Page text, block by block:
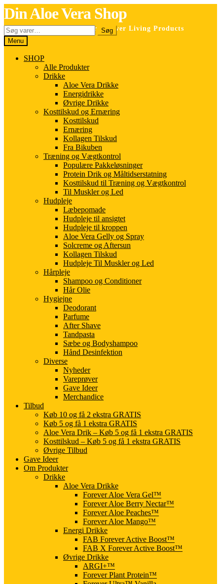
Spring
til
navigation
Spring
til
indhold
Din Aloe Vera Shop
Selvstændig forhandler for Forever Living Products
Søg
efter:
Søg
Menu
SHOP
Alle Produkter
Drikke
Aloe Vera Drikke
Energidrikke
Øvrige Drikke
Kosttilskud og Ernæring
Kosttilskud
Ernæring
Kollagen Tilskud
Fra Bikuben
Træning og Vægtkontrol
Populære Pakkeløsninger
Protein Drik og Måltidserstatning
Kosttilskud til Træning og Vægtkontrol
Til Muskler og Led
Hudpleje
Læbepomade
Hudpleje til ansigtet
Hudpleje til kroppen
Aloe Vera Gelly og Spray
Solcreme og Aftersun
Kollagen Tilskud
Hudpleje Til Muskler og Led
Hårpleje
Shampoo og Conditioner
Hår Olie
Hygiejne
Deodorant
Parfume
After Shave
Tandpasta
Sæbe og Bodyshampoo
Hånd Desinfektion
Diverse
Nyheder
Vareprøver
Gave Ideer
Merchandice
Tilbud
Køb 10 og få 2 ekstra GRATIS
Køb 5 og få 1 ekstra GRATIS
Aloe Vera Drik – Køb 5 og få 1 ekstra GRATIS
Kosttilskud – Køb 5 og få 1 ekstra GRATIS
Øvrige Tilbud
Gave Ideer
Om Produkter
Drikke
Aloe Vera Drikke
Forever Aloe Vera Gel™
Forever Aloe Berry Nectar™
Forever Aloe Peaches™
Forever Aloe Mango™
Energi Drikke
FAB Forever Active Boost™
FAB X Forever Active Boost™
Øvrige Drikke
ARGI+™
Forever Plant Protein™